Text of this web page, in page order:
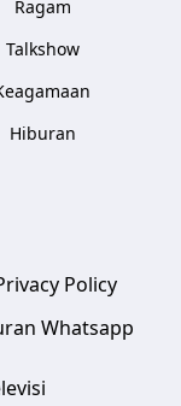
Ragam
Talkshow
Hiburan
Policy
Whatsapp